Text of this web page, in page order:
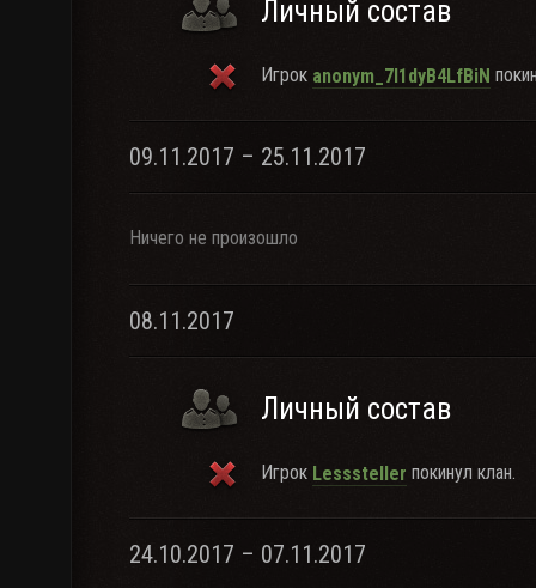
Личный состав
Игрок anonym_7I1dyB4LfBiN
09.11.2017 – 25.11.2017
Ничего не произошло
08.11.2017
Личный состав
Игрок Lesssteller покинул клан.
24.10.2017 – 07.11.2017